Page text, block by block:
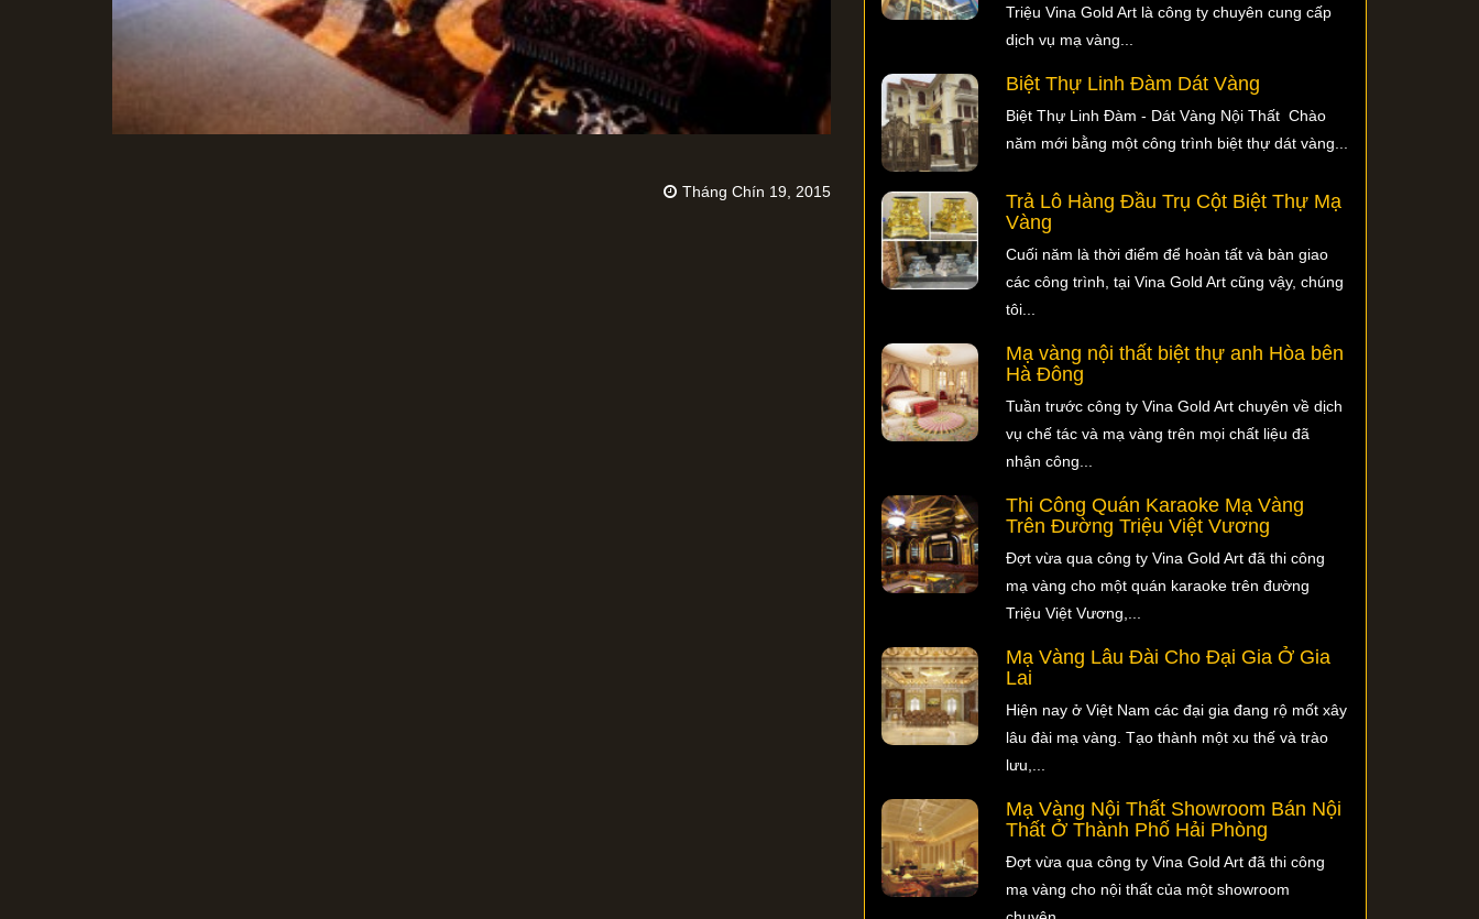
Tháng Chín 19, 2015
Triệu Vina Gold Art là công ty chuyên cung cấp
dịch vụ mạ vàng...
Biệt Thự Linh Đàm Dát Vàng
Biệt Thự Linh Đàm - Dát Vàng Nội Thất Chào
năm mới bằng một công trình biệt thự dát vàng...
Trả Lô Hàng Đầu Trụ Cột Biệt Thự Mạ
Vàng
Cuối năm là thời điểm để hoàn tất và bàn giao
các công trình, tại Vina Gold Art cũng vậy, chúng
tôi...
Mạ vàng nội thất biệt thự anh Hòa bên
Hà Đông
Tuần trước công ty Vina Gold Art chuyên về dịch
vụ chế tác và mạ vàng trên mọi chất liệu đã
nhận công...
Thi Công Quán Karaoke Mạ Vàng
Trên Đường Triệu Việt Vương
Đợt vừa qua công ty Vina Gold Art đã thi công
mạ vàng cho một quán karaoke trên đường
Triệu Việt Vương,...
Mạ Vàng Lâu Đài Cho Đại Gia Ở Gia
Lai
Hiện nay ở Việt Nam các đại gia đang rộ mốt xây
lâu đài mạ vàng. Tạo thành một xu thế và trào
lưu,...
Mạ Vàng Nội Thất Showroom Bán Nội
Thất Ở Thành Phố Hải Phòng
Đợt vừa qua công ty Vina Gold Art đã thi công
mạ vàng cho nội thất của một showroom